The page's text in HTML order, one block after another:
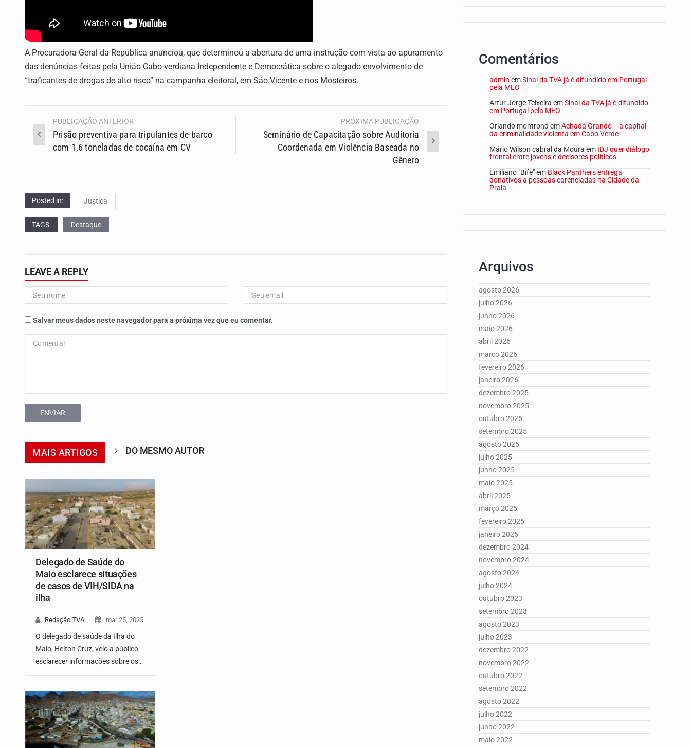
A Procuradora-Geral da República anunciou, que determinou a abertura de uma instrução com vista ao apuramento
das denúncias feitas pela União Cabo-verdiana Independente e Democrática sobre o alegado envolvimento de
“traficantes de drogas de alto risco” na campanha eleitoral, em São Vicente e nos Mosteiros.
Navegação
(Posts)
PUBLICAÇÃO ANTERIOR
Prisão preventiva para tripulantes de barco
com 1,6 toneladas de cocaína em CV
PRÓXIMA PUBLICAÇÃO
Seminário de Capacitação sobre Auditoria
Coordenada em Violência Baseada no
Gênero
Posted in: Justiça
TAGS: Destaque
LEAVE A REPLY
Salvar meus dados neste navegador para a próxima vez que eu comentar.
ENVIAR
MAIS ARTIGOS DO MESMO AUTOR
Delegado de Saúde do
Maio esclarece situações
de casos de VIH/SIDA na
ilha
Redação TVA mar 25, 2025
O delegado de saúde da Ilha do
Maio, Helton Cruz, veio a público
esclarecer informações sobre os…
Comentários
admin emSinal da TVA já é difundido em Portugal
pela MEO
Artur Jorge Teixeira emSinal da TVA já é difundido
em Portugal pela MEO
Orlando montrond emAchada Grande – a capital
da criminalidade violenta em Cabo Verde
Mário Wilson cabral da Moura em IDJ quer diálogo
frontal entre jovens e decisores políticos
Emiliano "Bife"em Black Panthers entrega
donativos a pessoas carenciadas na Cidade da
Praia
Arquivos
agosto 2026
julho 2026
junho 2026
maio 2026
abril 2026
março 2026
fevereiro 2026
janeiro 2026
dezembro 2025
novembro 2025
outubro 2025
setembro 2025
agosto 2025
julho 2025
junho 2025
maio 2025
abril 2025
março 2025
fevereiro 2025
janeiro 2025
dezembro 2024
novembro 2024
agosto 2024
julho 2024
outubro 2023
setembro 2023
agosto 2023
julho 2023
dezembro 2022
novembro 2022
outubro 2022
setembro 2022
agosto 2022
julho 2022
junho 2022
maio 2022